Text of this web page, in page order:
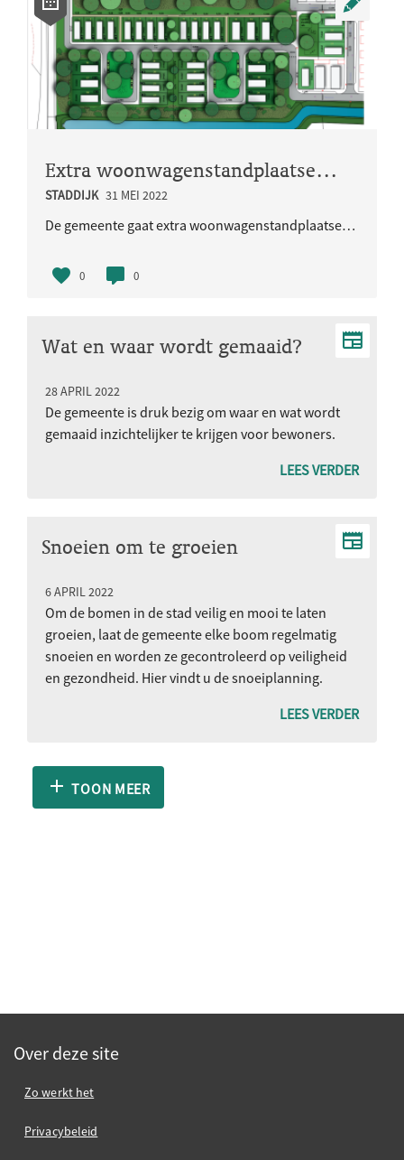
Extra woonwagenstandplaatsen op de Teersdijk
STADDIJK 31 MEI 2022
De gemeente gaat extra woonwagenstandplaatsen realiseren op de Teersdijk. Deze worden toegevoegd t..
0 0
Wat en waar wordt gemaaid?
28 APRIL 2022
De gemeente is druk bezig om waar en wat wordt
gemaaid inzichtelijker te krijgen voor bewoners.
LEES VERDER
Snoeien om te groeien
6 APRIL 2022
Om de bomen in de stad veilig en mooi te laten
groeien, laat de gemeente elke boom regelmatig
snoeien en worden ze gecontroleerd op veiligheid
en gezondheid. Hier vindt u de snoeiplanning.
LEES VERDER
TOON MEER
Over deze site
Zo werkt het
Privacybeleid